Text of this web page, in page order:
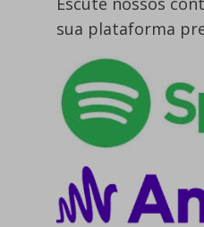
sua plataforma